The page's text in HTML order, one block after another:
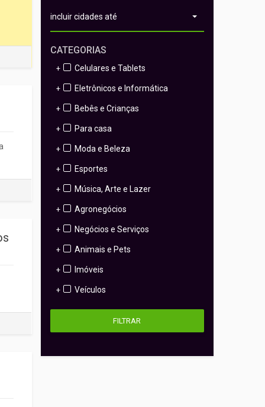
incluir cidades até
CATEGORIAS
+ Celulares e Tablets
+ Eletrônicos e Informática
+ Bebês e Crianças
+ Para casa
+ Moda e Beleza
+ Esportes
+ Música, Arte e Lazer
+ Agronegócios
+ Negócios e Serviços
+ Animais e Pets
+ Imóveis
+ Veículos
FILTRAR